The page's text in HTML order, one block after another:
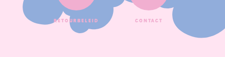
Retourbeleid Contact